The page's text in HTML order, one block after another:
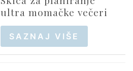
ultra momačke večeri
SAZNAJ VIŠE